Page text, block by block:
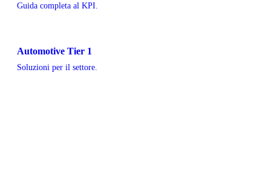
Guida completa al KPI.
Automotive Tier 1
Soluzioni per il settore.